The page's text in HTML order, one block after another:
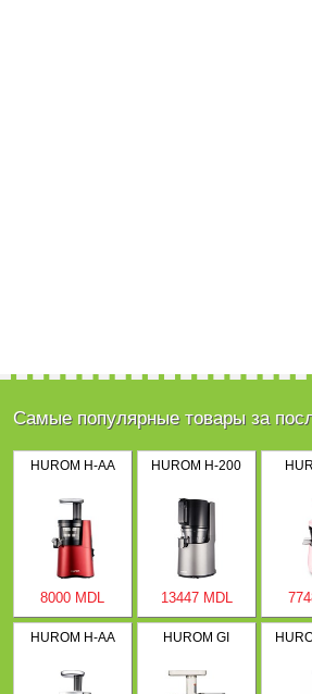
Самые популярные товары за
HUROM H-AA
8000 MDL
HUROM H-200
13447 MDL
HUROM H-AA HUROM GI